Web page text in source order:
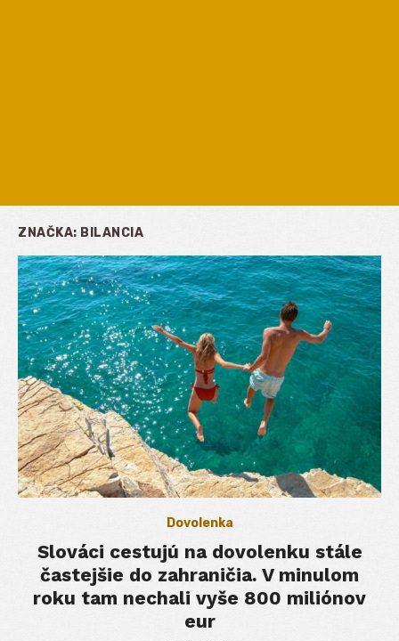
ZNAČKA: BILANCIA
Dovolenka
Slováci cestujú na dovolenku stále
častejšie do zahraničia. V minulom
roku tam nechali vyše 800 miliónov
eur